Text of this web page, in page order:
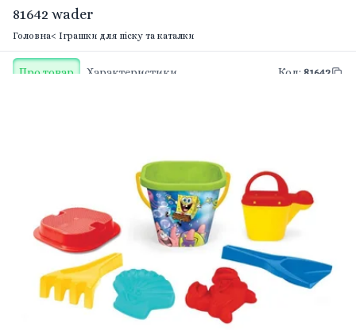
81642 wader
Головна< Іграшки для піску та каталки
Про товар Характеристики Код: 81642